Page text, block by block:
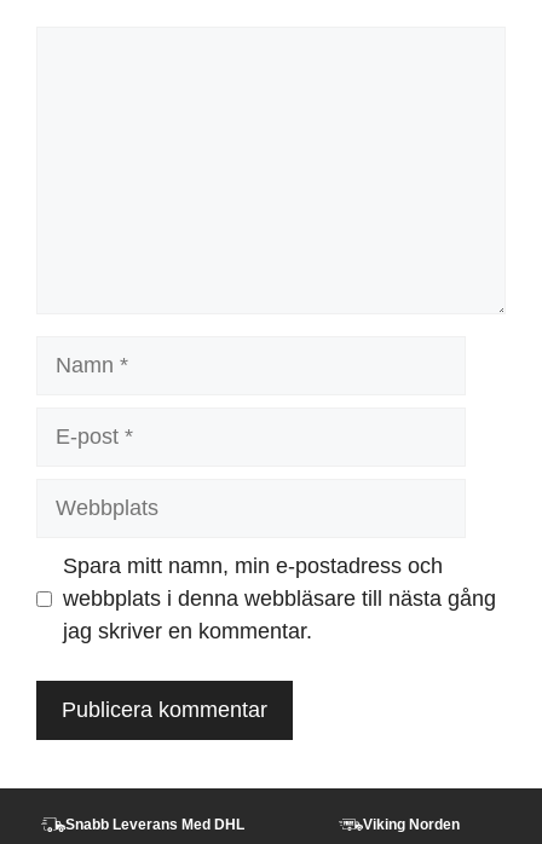
Spara mitt namn, min e-postadress och
webbplats i denna webbläsare till nästa gång
jag skriver en kommentar.
Snabb Leverans Med DHL Viking Norden